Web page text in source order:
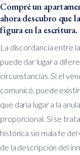
Compré un
ahora descubro que
figura en la escritura.
La discordancia entre
puede dar lugar a
circunstancias. Si el
comunicó, puede
que daría lugar a la
proporcional. Si se
histórica sin mala fe
de la descripción del